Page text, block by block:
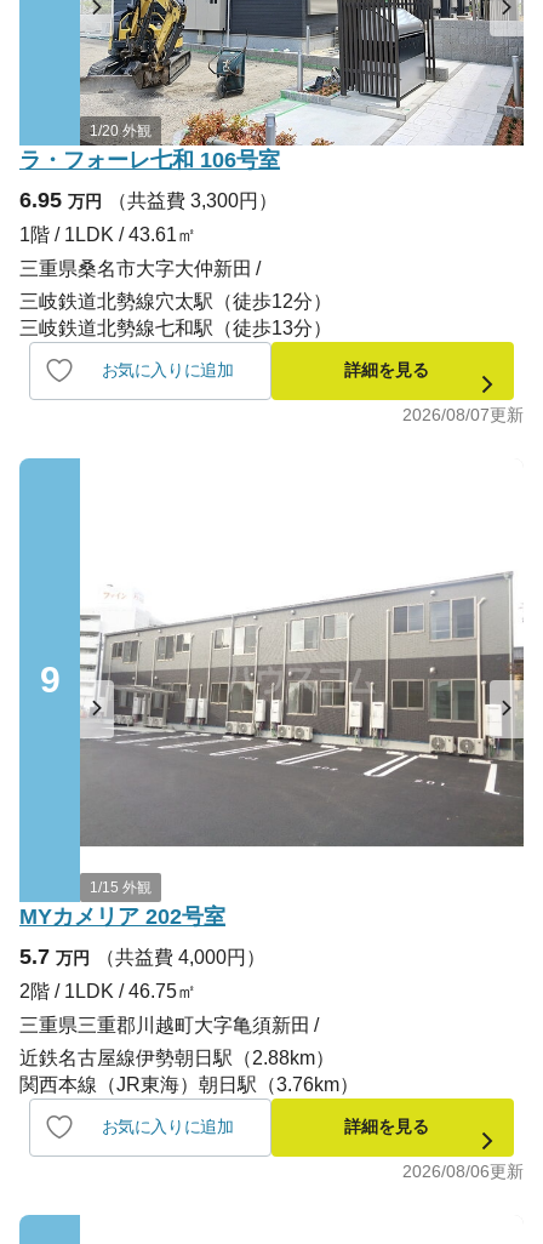
1/20 外観
ラ・フォーレ七和 106号室
6.95 万円
（共益費 3,300円）
1階 / 1LDK / 43.61㎡
三重県桑名市大字大仲新田
三岐鉄道北勢線穴太駅（徒歩12分）
三岐鉄道北勢線七和駅（徒歩13分）
お気に入りに追加 詳細を見る
2026/08/07更新
9
1/15 外観
MYカメリア 202号室
5.7 万円
（共益費 4,000円）
2階 / 1LDK / 46.75㎡
三重県三重郡川越町大字亀須新田
近鉄名古屋線伊勢朝日駅（2.88km）
関西本線（JR東海）朝日駅（3.76km）
お気に入りに追加 詳細を見る
2026/08/06更新